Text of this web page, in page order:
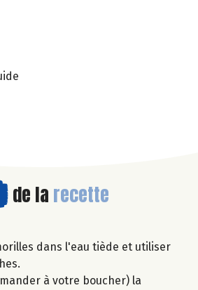
de la recette
dans l'eau tiède et utiliser
à votre boucher) la